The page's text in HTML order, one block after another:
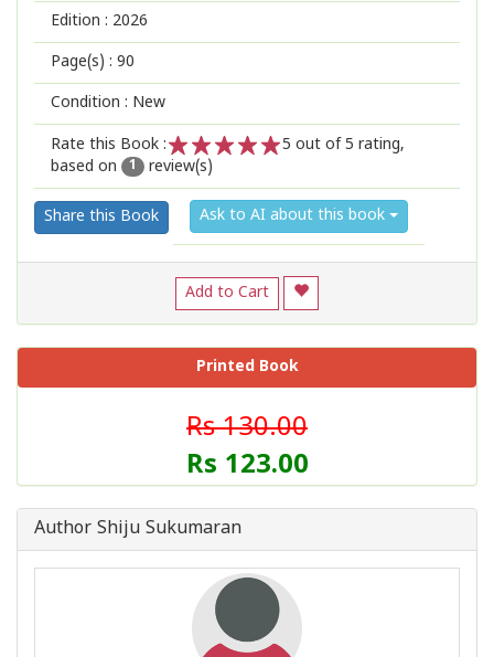
Edition : 2026
Page(s) : 90
Condition : New
Rate this Book :
2
1
5 out of 5 rating,
based on
1 review(s)
Share this Book Ask to AI about this book
Add to Cart
Printed Book
Rs 130.00
Rs 123.00
Author Shiju Sukumaran